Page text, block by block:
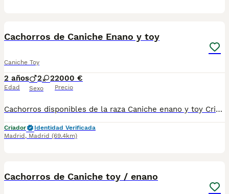
Cachorros de Caniche Enano y toy
Caniche Toy
2 años
Edad
2 2
Sexo
2000 €
Precio
Cachorros disponibles de la raza Caniche enano y toy Criadores responsables y profesionales. Exigimos seriedad. Posibilidad de ver a los ejemplares en su lugar de nacimiento junto con sus padres. Se entregan con toda su documentación en regla. tlf 679 67 30 10 preferimos una llamada teléfonica para resolver dudas, pero podeis conocernos en altodelpago.es intagram@altodelpago
Criador
Identidad Verificada
Madrid , Madrid (69.4km)
Cachorros de Caniche toy / enano